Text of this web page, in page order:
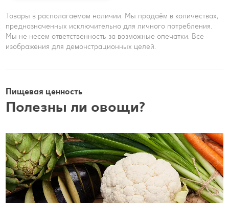
Товары в располагаемом наличии. Мы продаём в количествах,
предназначенных исключительно для личного потребления.
Мы не несем ответственность за возможные опечатки. Все
изображения для демонстрационных целей.
Пищевая ценность
Полезны ли овощи?